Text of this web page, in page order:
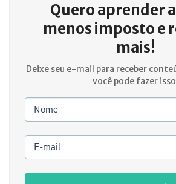
Quero aprender a
menos imposto e
mais!
Deixe seu e-mail para receber
você pode fazer
Nome
E-mail